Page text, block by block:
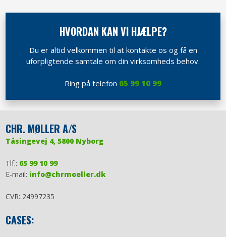
HVORDAN KAN VI HJÆLPE?​
​​Du er altid velkommen til at kontakte os og få en
uforpligtende samtale om din virksomheds behov.
Ring på telefon 65 99 10 99
​CHR. MØLLER A/S
Tåsingevej 4, 5800 Nyborg
Tlf.: 65 99 10 99
E-mail: info@chrmoeller.dk
CVR: 24997235
CASES: